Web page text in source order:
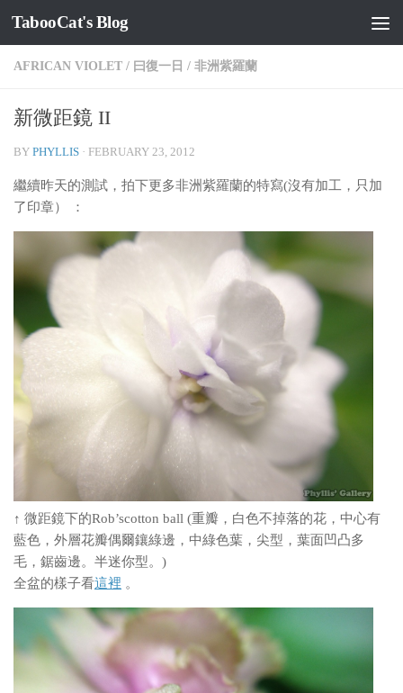
Skip to content
TabooCat's Blog
AFRICAN VIOLET / 曰復一日 / 非洲紫羅蘭
新微距鏡 II
BY PHYLLIS · FEBRUARY 23, 2012
繼續昨天的測試，拍下更多非洲紫羅蘭的特寫(沒有加工，只加
了印章） ：
↑ 微距鏡下的Rob’scotton ball (重瓣，白色不掉落的花，中心有
藍色，外層花瓣偶爾鑲綠邊，中綠色葉，尖型，葉面凹凸多
毛，鋸齒邊。半迷你型。)
全盆的樣子看這裡 。